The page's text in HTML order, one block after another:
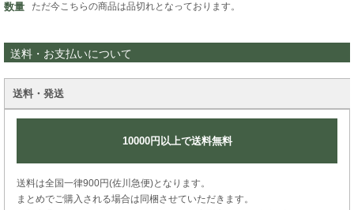
数量 ただ今こちらの商品は品切れとなっております。
送料・お支払いについて
送料・発送
10000円以上で送料無料
送料は全国一律900円(佐川急便)となります。
まとめでご購入される場合は同梱させていただきます。